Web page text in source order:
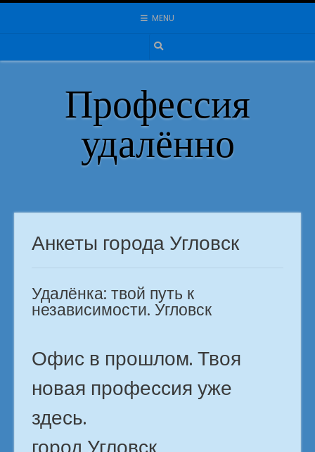
Skip
MENU
Профессия
удалённо
Анкеты города Угловск
Удалёнка: твой путь к
независимости. Угловск
Офис в прошлом. Твоя
новая профессия уже
здесь.